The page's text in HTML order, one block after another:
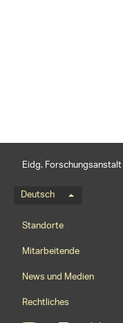
Eidg.
Sprachmenü
Deutsch
Standorte
Mitarbeitende
News und Medien
Rechtliches